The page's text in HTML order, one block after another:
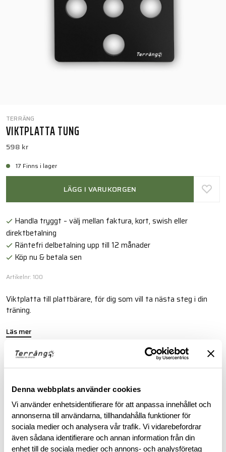
Denna webbplats använder cookies
Vi använder enhetsidentifierare för att anpassa innehållet och
annonserna till användarna, tillhandahålla funktioner för
sociala medier och analysera vår trafik. Vi vidarebefordrar
även sådana identifierare och annan information från din
enhet till de sociala medier och annons- och analysföretag
TERRÄNG
VIKTPLATTA TUNG
598 kr
17 Finns i lager
LÄGG I VARUKORGEN
Handla tryggt – välj mellan faktura, kort, swish eller
direktbetalning
Räntefri delbetalning upp till 12 månader
Köp nu & betala sen
Artikelnr: 100
Viktplatta till plattbärare, för dig som vill ta nästa steg i din
träning.
Läs mer
RECENSIONER
OM VARUMÄRKET